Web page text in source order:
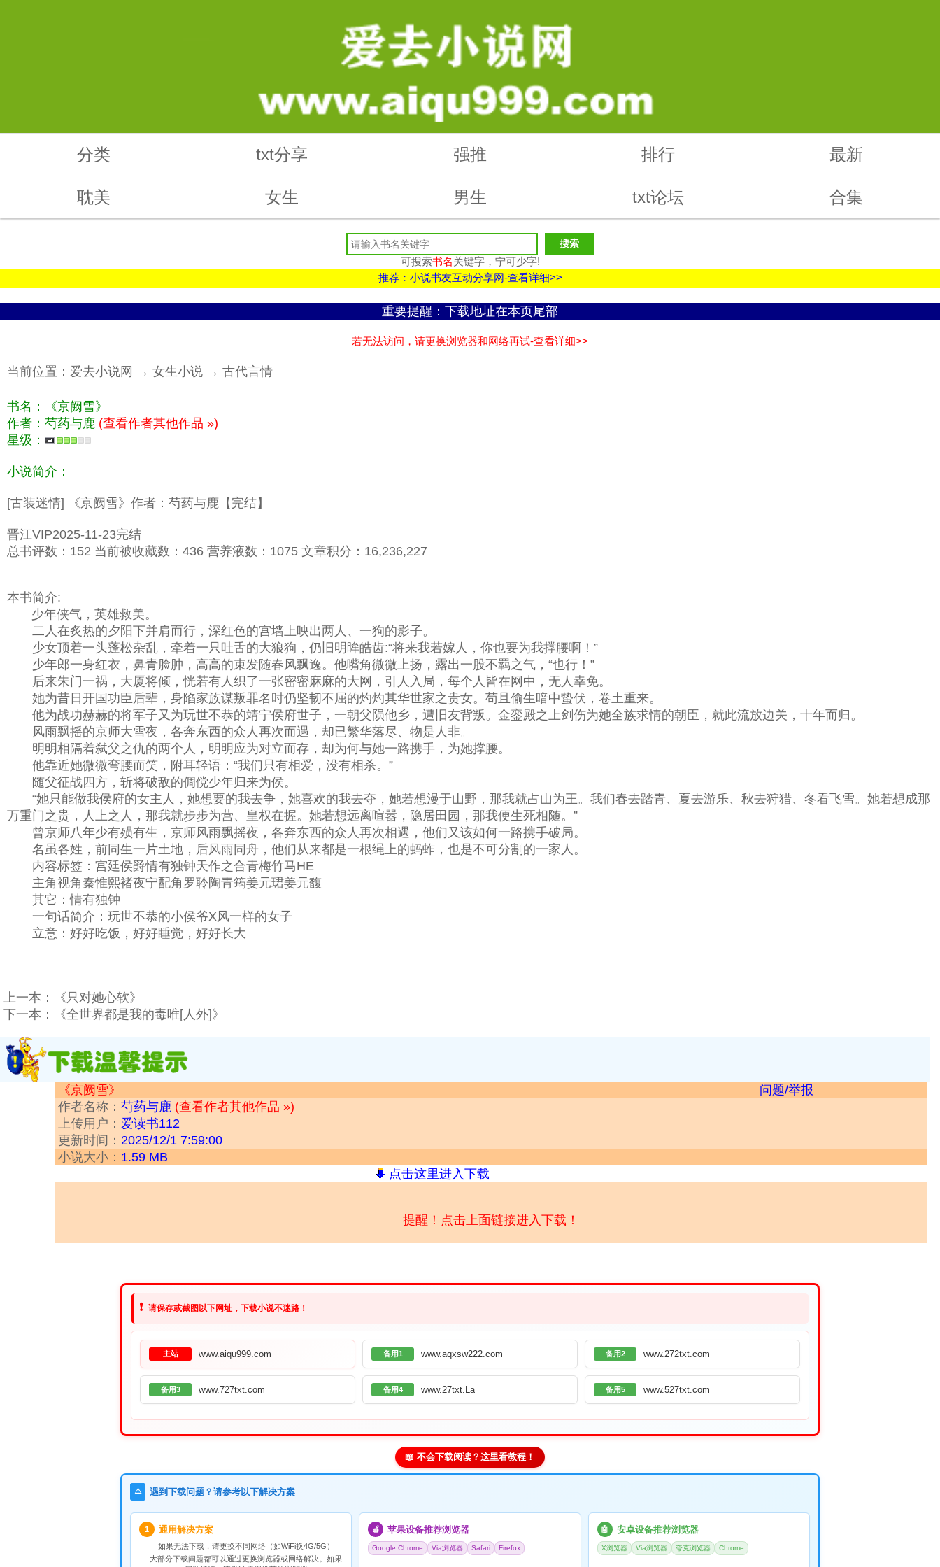
分类 txt分享 强推 排行 最新
耽美 女生 男生 txt论坛 合集
可搜索书名关键字，宁可少字!
推荐：小说书友互动分享网-查看详细>>
重要提醒：下载地址在本页尾部
若无法访问，请更换浏览器和网络再试-查看详细>>
当前位置： 爱去小说网 → 女生小说 → 古代言情
书名：《京阙雪》
作者：芍药与鹿 (查看作者其他作品 »)
星级：
小说简介：
[古装迷情] 《京阙雪》作者：芍药与鹿【完结】
晋江VIP2025-11-23完结
总书评数：152 当前被收藏数：436 营养液数：1075 文章积分：16,236,227
本书简介:
少年侠气，英雄救美。
二人在炙热的夕阳下并肩而行，深红色的宫墙上映出两人、一狗的影子。
少女顶着一头蓬松杂乱，牵着一只吐舌的大狼狗，仍旧明眸皓齿:“将来我若嫁人，你也要为我撑腰啊！”
少年郎一身红衣，鼻青脸肿，高高的束发随春风飘逸。他嘴角微微上扬，露出一股不羁之气，“也行！”
后来朱门一祸，大厦将倾，恍若有人织了一张密密麻麻的大网，引人入局，每个人皆在网中，无人幸免。
她为昔日开国功臣后辈，身陷家族谋叛罪名时仍坚韧不屈的灼灼其华世家之贵女。苟且偷生暗中蛰伏，卷土重来。
他为战功赫赫的将军子又为玩世不恭的靖宁侯府世子，一朝父陨他乡，遭旧友背叛。金銮殿之上剑伤为她全族求情的朝臣，就此流放边关，十年而归。
风雨飘摇的京师大雪夜，各奔东西的众人再次而遇，却已繁华落尽、物是人非。
明明相隔着弑父之仇的两个人，明明应为对立而存，却为何与她一路携手，为她撑腰。
他靠近她微微弯腰而笑，附耳轻语：“我们只有相爱，没有相杀。”
随父征战四方，斩将破敌的倜傥少年归来为侯。
“她只能做我侯府的女主人，她想要的我去争，她喜欢的我去夺，她若想漫于山野，那我就占山为王。我们春去踏青、夏去游乐、秋去狩猎、冬看飞雪。她若想成那
万重门之贵，人上之人，那我就步步为营、皇权在握。她若想远离喧嚣，隐居田园，那我便生死相随。”
曾京师八年少有殒有生，京师风雨飘摇夜，各奔东西的众人再次相遇，他们又该如何一路携手破局。
名虽各姓，前同生一片土地，后风雨同舟，他们从来都是一根绳上的蚂蚱，也是不可分割的一家人。
内容标签：宫廷侯爵情有独钟天作之合青梅竹马HE
主角视角秦惟熙褚夜宁配角罗聆陶青筠姜元珺姜元馥
其它：情有独钟
一句话简介：玩世不恭的小侯爷X风一样的女子
立意：好好吃饭，好好睡觉，好好长大
上一本：
《只对她心软》
下一本：
《全世界都是我的毒唯[人外]》
《京阙雪》
问题/举报
作者名称： 芍药与鹿 (查看作者其他作品 »)
上传用户： 爱读书112
更新时间： 2025/12/1 7:59:00
小说大小： 1.59 MB
点击这里进入下载
提醒！点击上面链接进入下载！
❗ 请保存或截图以下网址，下载小说不迷路！
主站 www.aiqu999.com 备用1 www.aqxsw222.com 备用2 www.272txt.com
备用3 www.727txt.com 备用4 www.27txt.La 备用5 www.527txt.com
📖 不会下载阅读？这里看教程！
⚠️ 遇到下载问题？请参考以下解决方案
1 通用解决方案
如果无法下载，请更换不同网络（如WiFi换4G/5G）
大部分下载问题都可以通过更换浏览器或网络解决。如果
🍎 苹果设备推荐浏览器
Google Chrome Via浏览器 Safari Firefox
🤖 安卓设备推荐浏览器
X浏览器 Via浏览器 夸克浏览器 Chrome